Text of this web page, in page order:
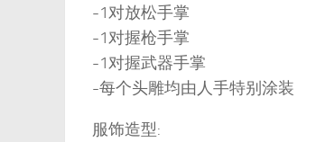
-1对放松手掌
-1对握枪手掌
-1对握武器手掌
-每个头雕均由人手特别涂装
服饰造型: